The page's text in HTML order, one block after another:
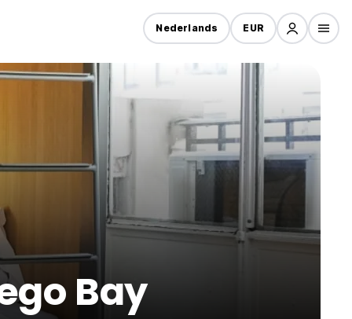
Nederlands EUR
Bay